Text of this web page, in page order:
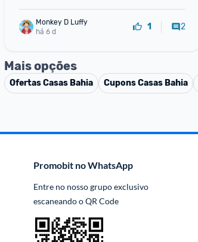
Monkey D Luffy
há 6 d
1 2
Mais opções
OfertasCasas Bahia CuponsCasas Bahia
Promobit no WhatsApp
Entre no nosso grupo exclusivo
escaneando o QR Code